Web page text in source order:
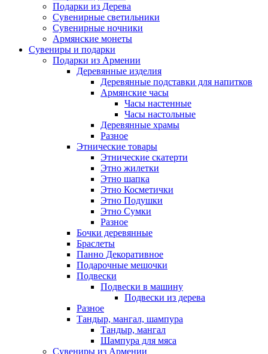
Подарки из Дерева
Сувенирные светильники
Сувенирные ночники
Армянские монеты
Сувениры и подарки
Подарки из Армении
Деревянные изделия
Деревянные подставки для напитков
Армянские часы
Часы настенные
Часы настольные
Деревянные храмы
Разное
Этнические товары
Этнические скатерти
Этно жилетки
Этно шапка
Этно Косметички
Этно Подушки
Этно Сумки
Разное
Бочки деревянные
Браслеты
Панно Декоративное
Подарочные мешочки
Подвески
Подвески в машину
Подвески из дерева
Разное
Тандыр, мангал, шампура
Тандыр, мангал
Шампура для мяса
Сувениры из Армении